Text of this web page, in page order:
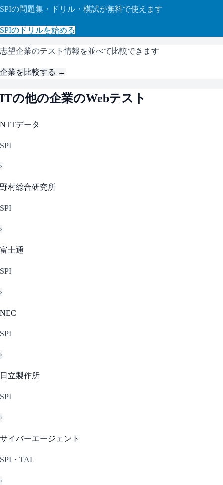
SPIの問題集・ドリル・模試が無料で使えます
SPIのドリルを始める
志望企業のテスト情報を並べて比較できます
企業を比較する →
ITの他の企業のWebテスト
NTTデータ
SPI
›
野村総合研究所
SPI
›
富士通
SPI
›
NEC
SPI
›
日立製作所
SPI
›
サイバーエージェント
SPI・TAL
›